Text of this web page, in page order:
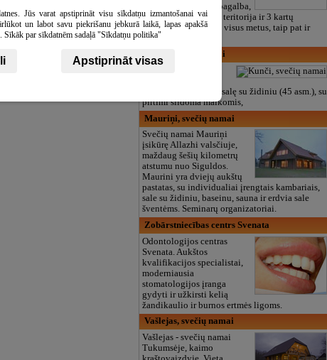
logopedas, speciali pagalba,
būreliai, didelė žalia teritorija ir 3 kartų
maitinimas. Dirbame visus metus, taip pat ir
vasarą!
Kunči, svečių namai
pramogoms siūlome salę su židiniu (45 asm.), su
pirtimi šildoma malkomis,
Mauriņi, svečių namai
Svečių namai Mauriņi
įsikūrę Allazhi valsčiuje,
maždaug šešių kilometrų
atstumu nuo Siguldos.
Maurini yra dviejų aukštų
pastatas, su individualiai įrengtais kambariais,
sale su židiniu, baseinu, sauna ir erdvia sale
šventėms. Seminarų organizatoriai.
Zobārstniecības centrs Svenata
Odontologijos centras
Svenata. Aukštos
kvalifikacijos specialistai,
moderniausia
stomatologijos įranga
gydyti ir užkirsti kelią
žandikaulio ir burnos ertmės ligoms.
Vašlejas, svečių namai
Vašlejas - svečių namai
Tukumsėje, kaimo
Jūs varat apstiprināt visu sīkdatņu izmantošanai vai
un labot savu piekrišanu jebkurā laikā, lapas apakšā
Sīkāk par sīkdatnēm sadaļā "Sīkdatņu politika"
Apstiprināt visas